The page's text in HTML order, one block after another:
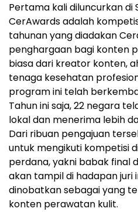
Pertama kali diluncurkan di
CerAwards adalah
tahunan yang diadakan
penghargaan bagi konten
biasa dari kreator konten,
tenaga kesehatan
program ini telah
Tahun ini saja, 22 negara
lokal dan menerima lebih
Dari ribuan pengajuan
untuk mengikuti kompetisi
perdana, yakni babak final
akan tampil di hadapan juri
dinobatkan sebagai yang
konten perawatan kulit.